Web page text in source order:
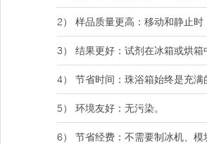
2） 样品质量更高：移动和静止
3） 结果更好：试剂在冰箱或烘箱
4） 节省时间：珠浴箱始终是充
5） 环境友好：无污染。
6） 节省经费：不需要制冰机、模